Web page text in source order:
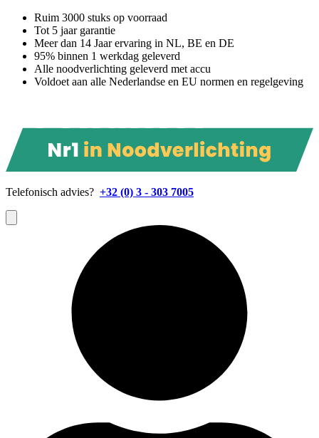
Ruim 3000 stuks op voorraad
Tot 5 jaar garantie
Meer dan 14 Jaar ervaring in NL, BE en DE
95% binnen 1 werkdag geleverd
Alle noodverlichting geleverd met accu
Voldoet aan alle Nederlandse en EU normen en regelgeving
Telefonisch advies? +32 (0) 3 - 303 7005